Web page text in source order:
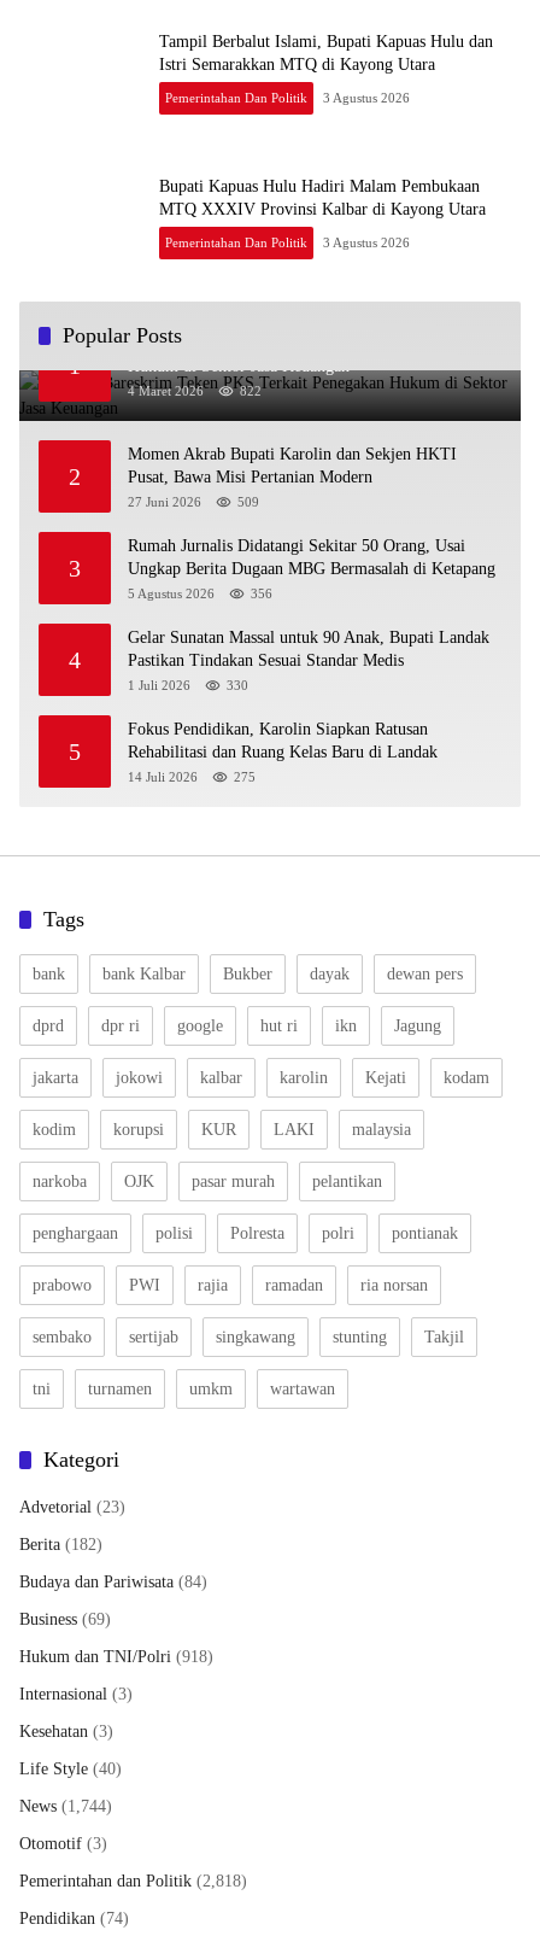
Tampil Berbalut Islami, Bupati Kapuas Hulu dan
Istri Semarakkan MTQ di Kayong Utara
Pemerintahan Dan Politik 3 Agustus 2026
Bupati Kapuas Hulu Hadiri Malam Pembukaan
MTQ XXXIV Provinsi Kalbar di Kayong Utara
Pemerintahan Dan Politik 3 Agustus 2026
Popular Posts
1
OJK dan Bareskrim Teken PKS Terkait Penegakan
Hukum di Sektor Jasa Keuangan
4 Maret 2026 822
2
Momen Akrab Bupati Karolin dan Sekjen HKTI
27 Juni 2026 509
3
Rumah Jurnalis Didatangi Sekitar 50 Orang, Usai
Ungkap Berita Dugaan MBG Bermasalah di Ketapang
5 Agustus 2026 356
4
Gelar Sunatan Massal untuk 90 Anak, Bupati Landak
Pastikan Tindakan Sesuai Standar Medis
1 Juli 2026 330
5
Fokus Pendidikan, Karolin Siapkan Ratusan
Rehabilitasi dan Ruang Kelas Baru di Landak
14 Juli 2026 275
Tags
bank bank Kalbar Bukber dayak dewan pers
dprd dpr ri google hut ri ikn Jagung
jakarta jokowi kalbar karolin Kejati kodam
kodim korupsi KUR LAKI malaysia
narkoba OJK pasar murah pelantikan
penghargaan polisi Polresta polri pontianak
prabowo PWI rajia ramadan ria norsan
sembako sertijab singkawang stunting Takjil
tni turnamen umkm wartawan
Kategori
Advetorial (23)
Berita (182)
Budaya dan Pariwisata (84)
Business (69)
Hukum dan TNI/Polri (918)
Internasional (3)
Kesehatan (3)
Life Style (40)
News (1,744)
Otomotif (3)
Pemerintahan dan Politik (2,818)
Pendidikan (74)